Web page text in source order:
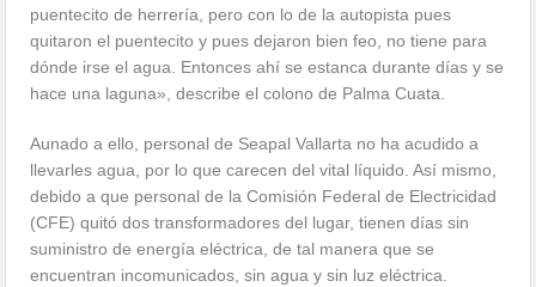
puentecito de herrería, pero con lo de la autopista pues
quitaron el puentecito y pues dejaron bien feo, no tiene para
dónde irse el agua. Entonces ahí se estanca durante días y se
hace una laguna», describe el colono de Palma Cuata.
Aunado a ello, personal de Seapal Vallarta no ha acudido a
llevarles agua, por lo que carecen del vital líquido. Así mismo,
debido a que personal de la Comisión Federal de Electricidad
(CFE) quitó dos transformadores del lugar, tienen días sin
suministro de energía eléctrica, de tal manera que se
encuentran incomunicados, sin agua y sin luz eléctrica.